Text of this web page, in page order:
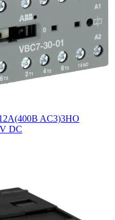
AC3)3НО
DС